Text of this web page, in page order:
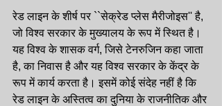
रेड लाइन के शीर्ष पर ``सेक्रेड प्लेस मैरीजोइस'' है,
जो विश्व सरकार के मुख्यालय के रूप में स्थित है।
यह विश्व के शासक वर्ग, जिसे टेनरुजिन कहा जाता
है, का निवास है और यह विश्व सरकार के केंद्र के
रूप में कार्य करता है। इसमें कोई संदेह नहीं है कि
रेड लाइन के अस्तित्व का दुनिया के राजनीतिक और